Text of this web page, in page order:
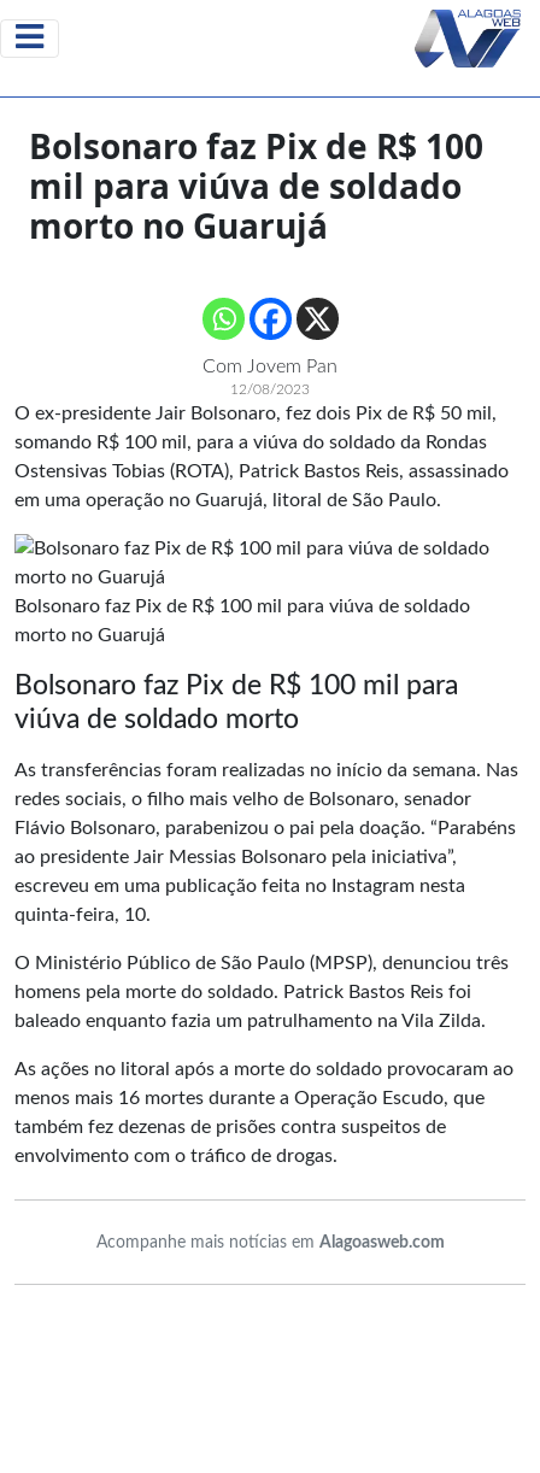
Bolsonaro faz Pix de R$ 100
mil para viúva de soldado
morto no Guarujá
Com Jovem Pan
12/08/2023
O ex-presidente Jair Bolsonaro, fez dois Pix de R$ 50 mil,
somando R$ 100 mil, para a viúva do soldado da Rondas
Ostensivas Tobias (ROTA), Patrick Bastos Reis, assassinado
em uma operação no Guarujá, litoral de São Paulo.
Bolsonaro faz Pix de R$ 100 mil para viúva de soldado
morto no Guarujá
Bolsonaro faz Pix de R$ 100 mil para
viúva de soldado morto
As transferências foram realizadas no início da semana. Nas
redes sociais, o filho mais velho de Bolsonaro, senador
Flávio Bolsonaro, parabenizou o pai pela doação. “Parabéns
ao presidente Jair Messias Bolsonaro pela iniciativa”,
escreveu em uma publicação feita no Instagram nesta
quinta-feira, 10.
O Ministério Público de São Paulo (MPSP), denunciou três
homens pela morte do soldado. Patrick Bastos Reis foi
baleado enquanto fazia um patrulhamento na Vila Zilda.
As ações no litoral após a morte do soldado provocaram ao
menos mais 16 mortes durante a Operação Escudo, que
também fez dezenas de prisões contra suspeitos de
envolvimento com o tráfico de drogas.
Acompanhe mais notícias em Alagoasweb.com